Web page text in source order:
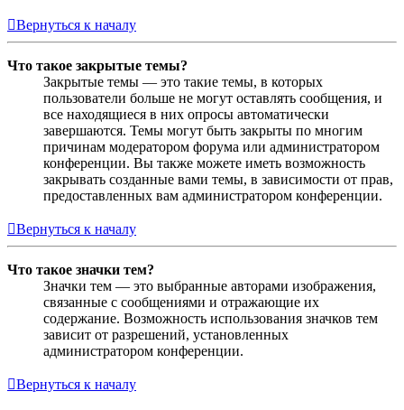
Вернуться к началу
Что такое закрытые темы?
Закрытые темы — это такие темы, в которых
пользователи больше не могут оставлять сообщения, и
все находящиеся в них опросы автоматически
завершаются. Темы могут быть закрыты по многим
причинам модератором форума или администратором
конференции. Вы также можете иметь возможность
закрывать созданные вами темы, в зависимости от прав,
предоставленных вам администратором конференции.
Вернуться к началу
Что такое значки тем?
Значки тем — это выбранные авторами изображения,
связанные с сообщениями и отражающие их
содержание. Возможность использования значков тем
зависит от разрешений, установленных
администратором конференции.
Вернуться к началу